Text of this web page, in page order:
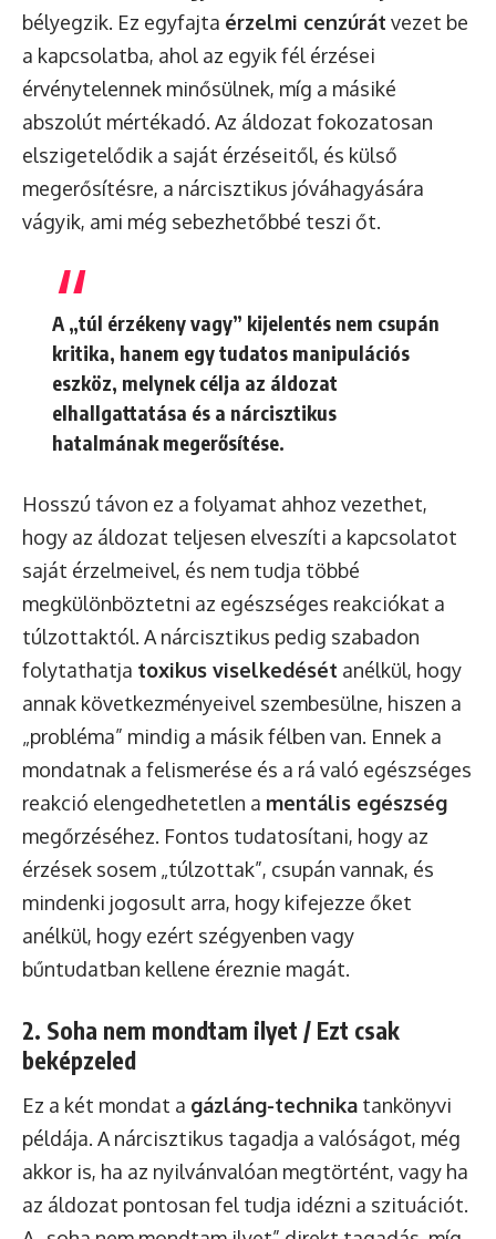
bélyegzik. Ez egyfajta érzelmi cenzúrát vezet be
a kapcsolatba, ahol az egyik fél érzései
érvénytelennek minősülnek, míg a másiké
abszolút mértékadó. Az áldozat fokozatosan
elszigetelődik a saját érzéseitől, és külső
megerősítésre, a nárcisztikus jóváhagyására
vágyik, ami még sebezhetőbbé teszi őt.
A „túl érzékeny vagy” kijelentés nem csupán
kritika, hanem egy tudatos manipulációs
eszköz, melynek célja az áldozat
elhallgattatása és a nárcisztikus
hatalmának megerősítése.
Hosszú távon ez a folyamat ahhoz vezethet,
hogy az áldozat teljesen elveszíti a kapcsolatot
saját érzelmeivel, és nem tudja többé
megkülönböztetni az egészséges reakciókat a
túlzottaktól. A nárcisztikus pedig szabadon
folytathatja toxikus viselkedését anélkül, hogy
annak következményeivel szembesülne, hiszen a
„probléma” mindig a másik félben van. Ennek a
mondatnak a felismerése és a rá való egészséges
reakció elengedhetetlen a mentális egészség
megőrzéséhez. Fontos tudatosítani, hogy az
érzések sosem „túlzottak”, csupán vannak, és
mindenki jogosult arra, hogy kifejezze őket
anélkül, hogy ezért szégyenben vagy
bűntudatban kellene éreznie magát.
2. Soha nem mondtam ilyet / Ezt csak
beképzeled
Ez a két mondat a gázláng-technika tankönyvi
példája. A nárcisztikus tagadja a valóságot, még
akkor is, ha az nyilvánvalóan megtörtént, vagy ha
az áldozat pontosan fel tudja idézni a szituációt.